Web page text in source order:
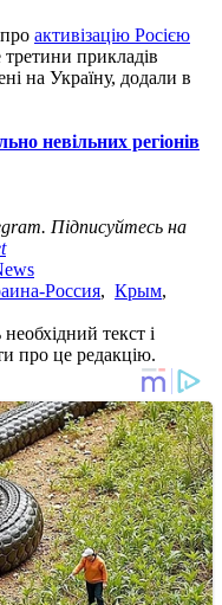
активізацію Росією
прикладів
на Україну, додали в
невільних регіонів
Підписуйтесь на
Россия, Крым,
текст і
про це редакцію.